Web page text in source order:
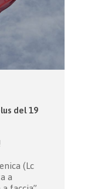
del 19
(Lc
a